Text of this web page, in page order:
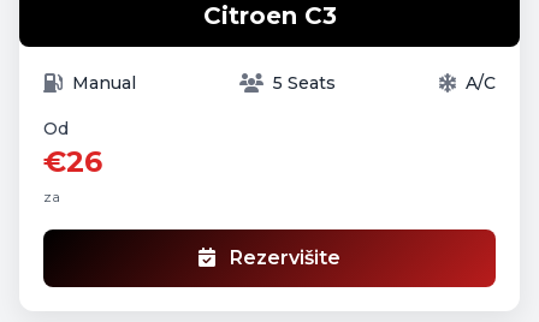
Citroen C3
Manual 5 Seats A/C
Od
€26
za
Rezervišite